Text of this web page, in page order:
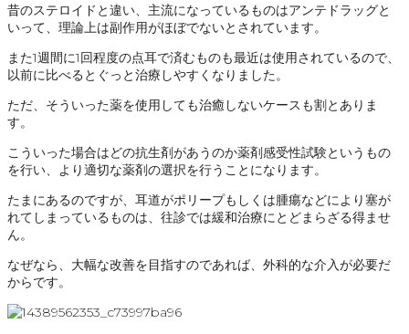
昔のステロイドと違い、主流になっているものはアンテドラッグと
いって、理論上は副作用がほぼでないとされています。
また1週間に1回程度の点耳で済むものも最近は使用されているので、
以前に比べるとぐっと治療しやすくなりました。
ただ、そういった薬を使用しても治癒しないケースも割とありま
す。
こういった場合はどの抗生剤があうのか薬剤感受性試験というもの
を行い、より適切な薬剤の選択を行うことになります。
たまにあるのですが、耳道がポリープもしくは腫瘍などにより塞が
れてしまっているものは、往診では緩和治療にとどまらざる得ませ
ん。
なぜなら、大幅な改善を目指すのであれば、外科的な介入が必要だ
からです。